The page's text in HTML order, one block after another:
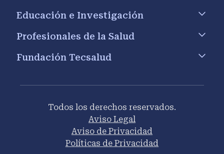
Educación e Investigación
Profesionales de la Salud
Fundación Tecsalud
Todos los derechos reservados.
Aviso Legal
Aviso de Privacidad
Políticas de Privacidad